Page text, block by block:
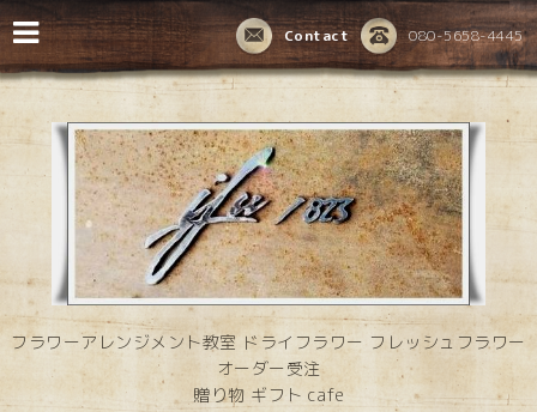
080-5658-4445
Contact
フラワーアレンジメント教室 ドライフラワー フレッシュフラワー
オーダー受注
贈り物 ギフト cafe